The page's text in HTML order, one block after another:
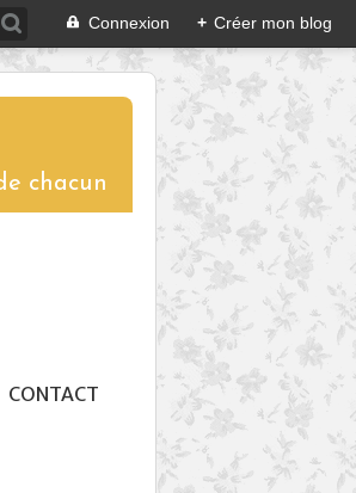
Connexion + Créer mon blog
chacun
CONTACT